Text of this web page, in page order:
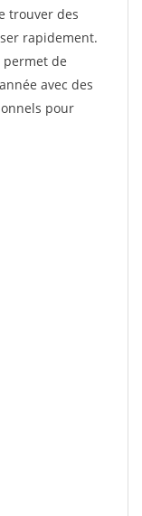
trouver des
rapidement.
permet de
avec des
pour